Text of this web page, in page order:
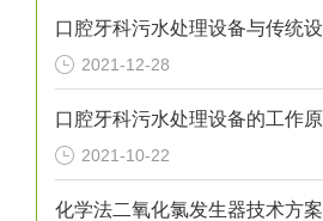
2021-12-28
2021-10-22
化学法二氧化氯发生器技术方案